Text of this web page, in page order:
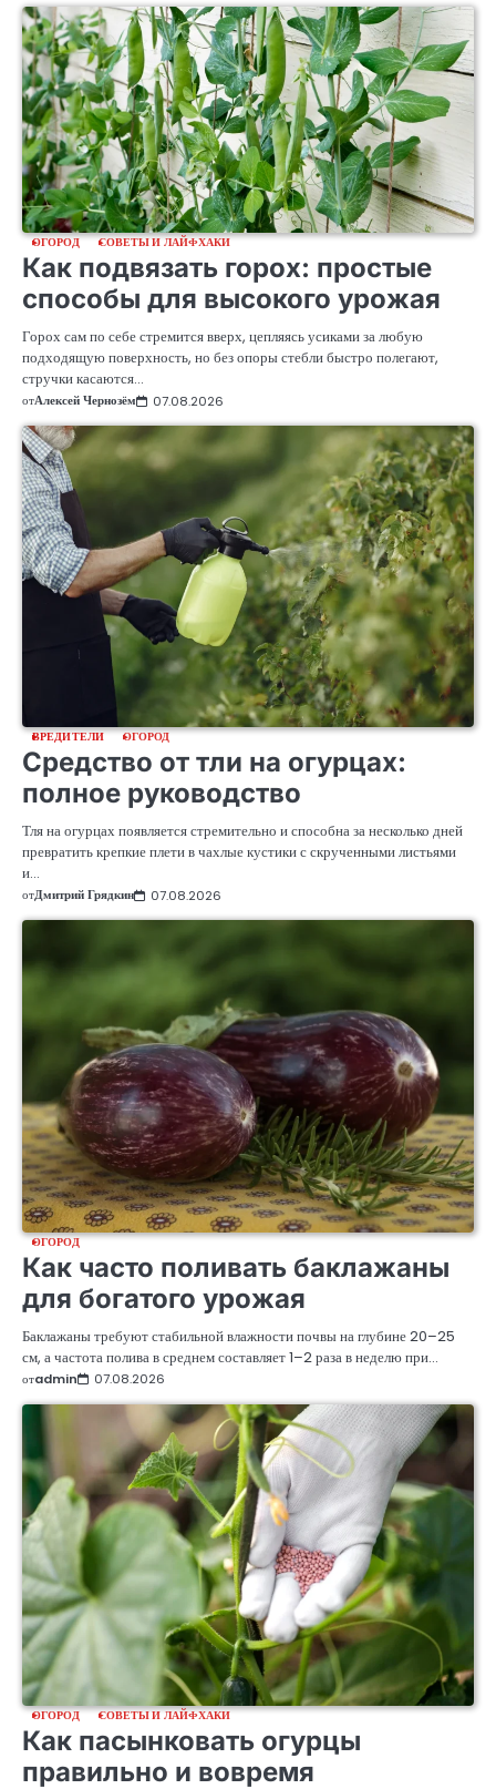
ОГОРОД СОВЕТЫ И ЛАЙФХАКИ
Как подвязать горох: простые
способы для высокого урожая
Горох сам по себе стремится вверх, цепляясь усиками за любую
подходящую поверхность, но без опоры стебли быстро полегают,
стручки касаются…
отАлексей Чернозём 07.08.2026
ВРЕДИТЕЛИ ОГОРОД
Средство от тли на огурцах:
полное руководство
Тля на огурцах появляется стремительно и способна за несколько дней
превратить крепкие плети в чахлые кустики с скрученными листьями
и…
отДмитрий Грядкин 07.08.2026
ОГОРОД
Как часто поливать баклажаны
для богатого урожая
Баклажаны требуют стабильной влажности почвы на глубине 20–25
см, а частота полива в среднем составляет 1–2 раза в неделю при…
отadmin 07.08.2026
ОГОРОД СОВЕТЫ И ЛАЙФХАКИ
Как пасынковать огурцы
правильно и вовремя